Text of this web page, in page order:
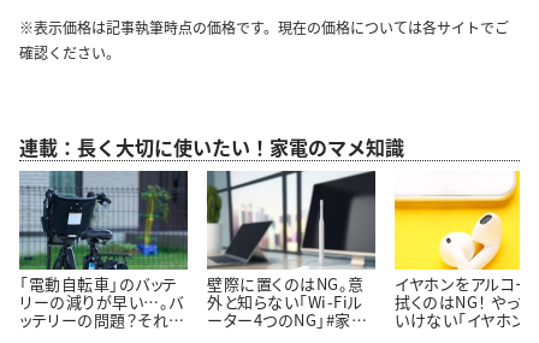
※表示価格は記事執筆時点の価格です。現在の価格については各サイトでご
確認ください。
連載：長く大切に使いたい！家電のマメ知識
「電動自転車」のバッテ
リーの減りが早い…。バ
ッテリーの問題？それと
壁際に置くのはNG。意
外と知らない「Wi-Fiル
ーター4つのNG」#家電
イヤホンをアルコー
拭くのはNG！ やっ
いけない「イヤホン